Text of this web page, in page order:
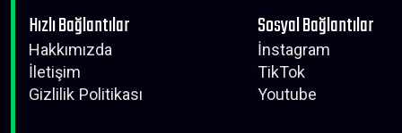
Hızlı Bağlantılar
Hakkımızda
İletişim
Gizlilik Politikası
Sosyal Bağlantılar
İnstagram
TikTok
Youtube